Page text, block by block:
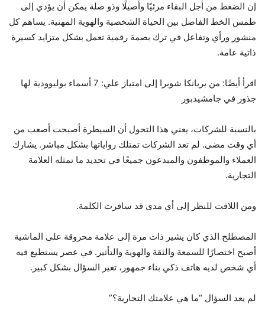
إن الضغط من أجل البقاء مرئيًا وأصيلًا وذو صلة يمكن أن يؤدي إلى
طمس الخط الفاصل بين الحياة الشخصية والهوية المهنية. يساهم كل
منشور ورأي وتفاعل في ترك بصمة رقمية تعمل بشكل متزايد كسيرة
ذاتية عامة.
اقرأ أيضًا: من بريانكا شوبرا إلى امتياز علي: 7 أسماء بوليوودية لها
جذور في جامشيدبور
بالنسبة للشركات، يعني هذا التحول أن السيطرة أصبحت أصعب من
أي وقت مضى. لم تعد الشركات تمتلك رواياتها بشكل مباشر. يشارك
العملاء والموظفون والمبدعون جميعًا في تحديد ما تمثله العلامة
التجارية.
ومن اللافت للنظر إلى أي مدى قد سافرت الكلمة.
المصطلح الذي كان يشير ذات مرة إلى علامة محروقة على الماشية
أصبح اختصارًا للسمعة والثقة والهوية والتأثير. في عصر يستطيع فيه
أي شخص لديه هاتف ذكي بناء جمهور، تغير السؤال بشكل كبير.
لم يعد السؤال “ما هي علامتك التجارية؟”